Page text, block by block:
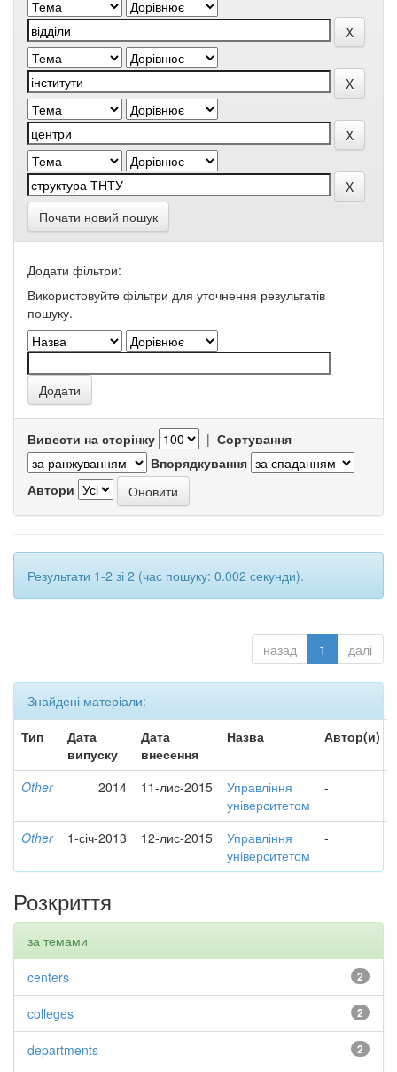
Почати новий пошук
Додати фільтри:
Використовуйте фільтри для уточнення результатів
пошуку.
Вивести на сторінку | Сортування
Впорядкування
Автори
Результати 1-2 зі 2 (час пошуку: 0.002 секунди).
назад 1 далі
Знайдені матеріали:
Тип
Дата
випуску
Дата
внесення
Назва Автор(и)
Other 2014 11-лис-2015
Управління
університетом
-
Other 1-січ-2013 12-лис-2015
Управління
університетом
-
Розкриття
за темами
2
centers
2
colleges
2
departments